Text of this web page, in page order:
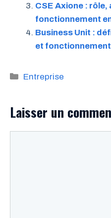
CSE Axione :
fonctionnement
Business Unit :
et fonctionnement
Catégories
Entreprise
Laisser un